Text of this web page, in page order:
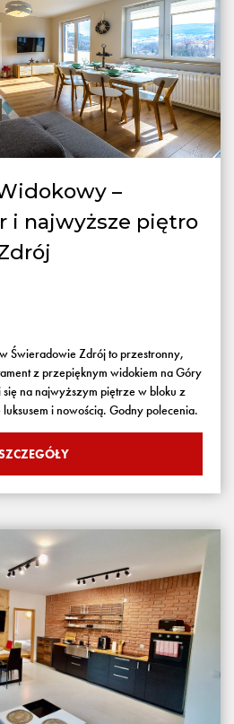
–
i najwyższe piętro
Świeradowie Zdrój to przestronny,
z przepięknym widokiem na Góry
na najwyższym piętrze w bloku z
i nowością. Godny polecenia.